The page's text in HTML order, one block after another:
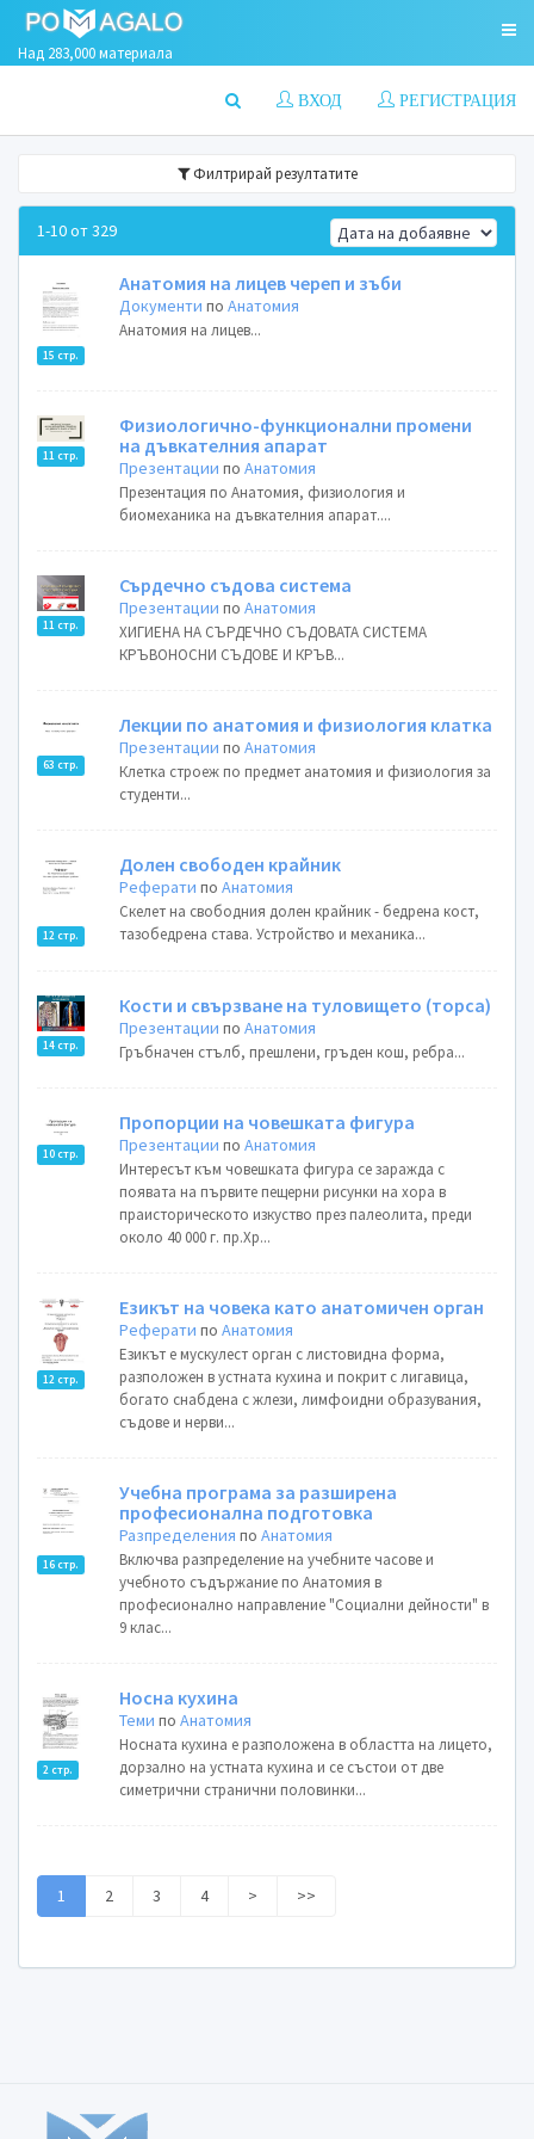
Над 283,000 материала
РЕГИСТРАЦИЯ
ВХОД
Филтрирай резултатите
1-10 от 329
15 стр.
Анатомия на лицев череп и зъби
Документи поАнатомия
Анатомия на лицев...
11 стр.
Физиологично-функционални промени
на дъвкателния апарат
Презентации поАнатомия
Презентация по Анатомия, физиология и
биомеханика на дъвкателния апарат....
11 стр.
Сърдечно съдова система
Презентации поАнатомия
ХИГИЕНА НА СЪРДЕЧНО СЪДОВАТА СИСТЕМА
КРЪВОНОСНИ СЪДОВЕ И КРЪВ...
63 стр.
Лекции по анатомия и физиология клатка
Презентации поАнатомия
Клетка строеж по предмет анатомия и физиология за
студенти...
12 стр.
Долен свободен крайник
Реферати поАнатомия
Скелет на свободния долен крайник - бедрена кост,
тазобедрена става. Устройство и механика...
14 стр.
Кости и свързване на туловището (торса)
Презентации поАнатомия
Гръбначен стълб, прешлени, гръден кош, ребра...
10 стр.
Пропорции на човешката фигура
Презентации поАнатомия
Интересът към човешката фигура се заражда с
появата на първите пещерни рисунки на хора в
праисторическото изкуство през палеолита, преди
около 40 000 г. пр.Хр...
12 стр.
Езикът на човека като анатомичен орган
Реферати поАнатомия
Езикът е мускулест орган с листовидна форма,
разположен в устната кухина и покрит с лигавица,
богато снабдена с жлези, лимфоидни образувания,
съдове и нерви...
16 стр.
Учебна програма за разширена
професионална подготовка
Разпределения поАнатомия
Включва разпределение на учебните часове и
учебното съдържание по Анатомия в
професионално направление "Социални дейности" в
9 клас...
2 стр.
Носна кухина
Теми поАнатомия
Носната кухина е разположена в областта на лицето,
дорзално на устната кухина и се състои от две
симетрични странични половинки...
1 2 3 4 > >>